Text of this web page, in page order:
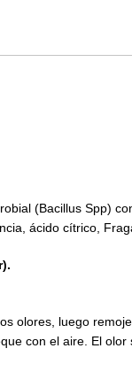
(Bacillus Spp)
ácido cítrico,
olores, luego
con el aire. El